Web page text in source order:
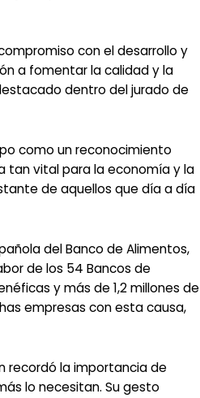
con el desarrollo y
a fomentar la calidad y la
dentro del jurado de
como un reconocimiento
tan vital para la economía y la
de aquellos que día a día
del Banco de Alimentos,
de los 54 Bancos de
y más de 1,2 millones de
empresas con esta causa,
recordó la importancia de
lo necesitan. Su gesto